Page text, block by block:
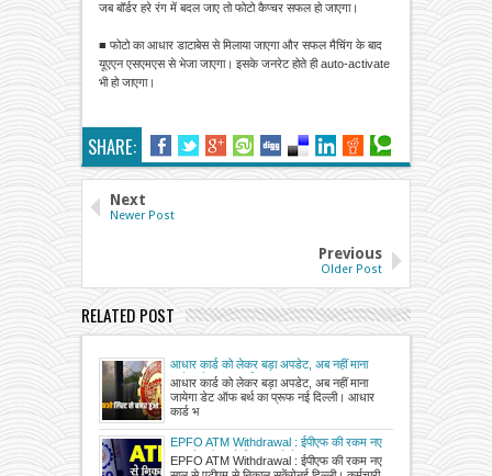
जब बॉर्डर हरे रंग में बदल जाए तो फोटो कैप्चर सफल हो जाएगा।
■ फोटो का आधार डाटाबेस से मिलाया जाएगा और सफल मैचिंग के बाद
यूएएन एसएमएस से भेजा जाएगा। इसके जनरेट होते ही auto-activate
भी हो जाएगा।
SHARE:
Next
Newer Post
Previous
Older Post
RELATED POST
आधार कार्ड को लेकर बड़ा अपडेट, अब नहीं माना
जायेगा डेट ऑफ बर्थ का प्रूफ
आधार कार्ड को लेकर बड़ा अपडेट, अब नहीं माना
जायेगा डेट ऑफ बर्थ का प्रूफ नई दिल्ली। आधार
कार्ड भ
EPFO ATM Withdrawal : ईपीएफ की रकम नए
साल से एटीएम से निकाल सकेंगे
EPFO ATM Withdrawal : ईपीएफ की रकम नए